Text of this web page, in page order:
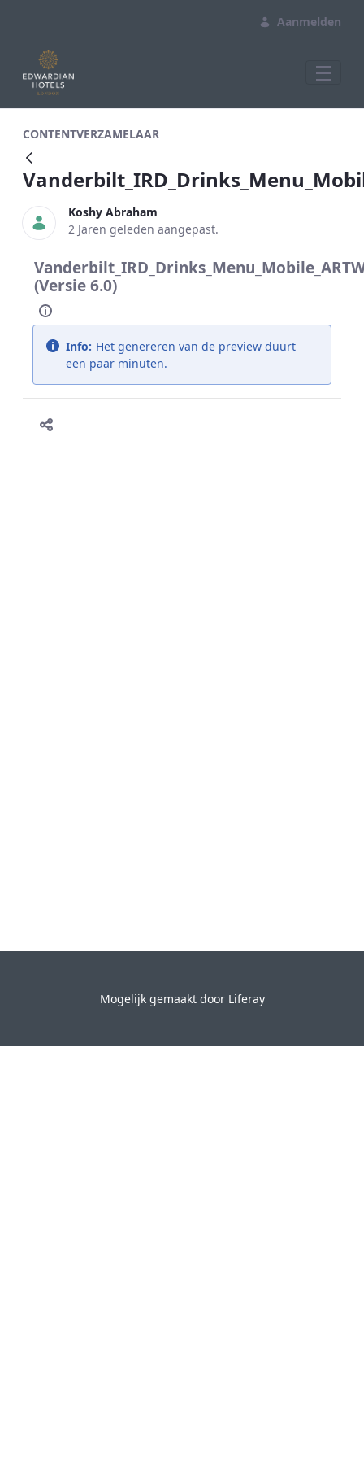
Aanmelden
CONTENTVERZAMELAAR
Koshy Abraham
2 Jaren geleden aangepast.
(Versie 6.0)
Info: Het genereren van de preview duurt
een paar minuten.
Mogelijk gemaakt door Liferay